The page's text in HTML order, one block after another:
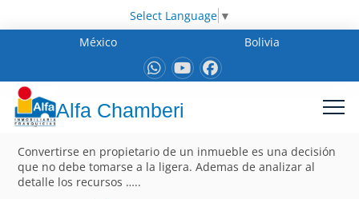
Select Language ▼
México
Bolivia
Alfa Chamberi
Convertirse en propietario de un inmueble es una decisión
que no debe tomarse a la ligera. Ademas de analizar al
detalle los recursos …..